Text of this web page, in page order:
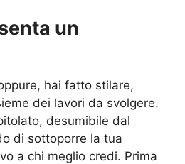
un
hai fatto stilare,
dei lavori da svolgere.
desumibile dal
di sottoporre la tua
a chi meglio credi. Prima